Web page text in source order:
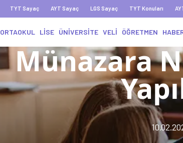
TYT Sayaç AYT Sayaç LGS Sayaç TYT Konuları
ORTAOKUL LİSE ÜNİVERSİTE VELİ ÖĞRETMEN
Münazara